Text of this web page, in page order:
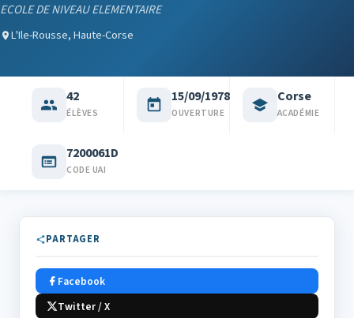
ECOLE DE NIVEAU ELEMENTAIRE
L'Ile-Rousse, Haute-Corse
42
ÉLÈVES
15/09/1978
OUVERTURE
Corse
ACADÉMIE
7200061D
CODE UAI
PARTAGER
Facebook
Twitter / X